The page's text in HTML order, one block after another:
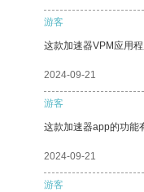
游客
这款加速器VPM应用
2024-09-21
游客
这款加速器app的功能
2024-09-21
游客